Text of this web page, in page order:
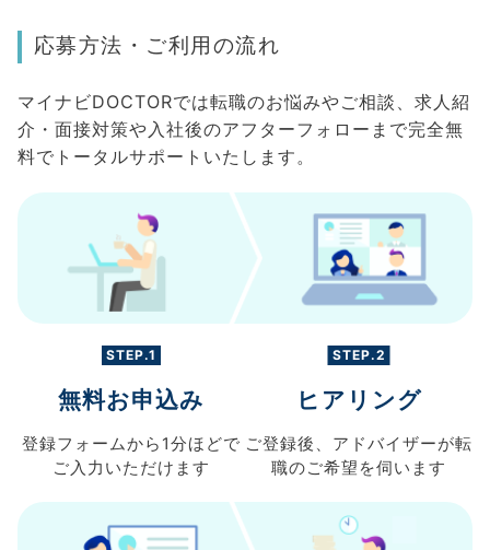
応募方法・ご利用の流れ
マイナビDOCTORでは転職のお悩みやご相談、求人紹
介・面接対策や入社後のアフターフォローまで完全無
料でトータルサポートいたします。
STEP.1
無料お申込み
登録フォームから 1分ほどで
ご入力 いただけます
STEP.2
ヒアリング
ご登録後、 アドバイザーが転
職のご希望を伺います